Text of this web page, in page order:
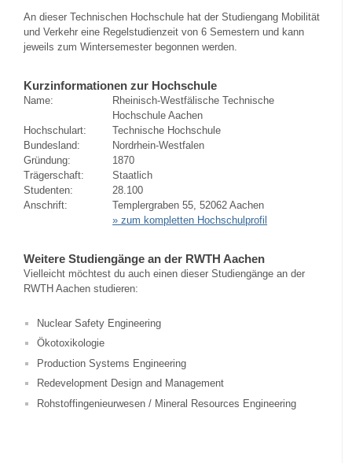
An dieser Technischen Hochschule hat der Studiengang Mobilität
und Verkehr eine Regelstudienzeit von 6 Semestern und kann
jeweils zum Wintersemester begonnen werden.
Kurzinformationen zur Hochschule
Name:
Rheinisch-Westfälische Technische
Hochschule Aachen
Hochschulart:
Technische Hochschule
Bundesland:
Nordrhein-Westfalen
Gründung:
1870
Trägerschaft:
Staatlich
Studenten:
28.100
Anschrift:
Templergraben 55, 52062 Aachen
» zum kompletten Hochschulprofil
Weitere Studiengänge an der RWTH Aachen
Vielleicht möchtest du auch einen dieser Studiengänge an der
RWTH Aachen studieren:
Nuclear Safety Engineering
Ökotoxikologie
Production Systems Engineering
Redevelopment Design and Management
Rohstoffingenieurwesen / Mineral Resources Engineering